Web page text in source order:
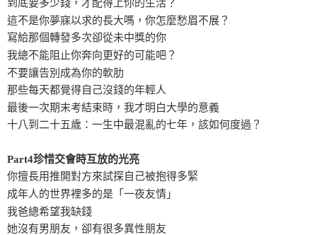
到底要多少錢，才配得上你的生活？
這不是你夢寐以求的長大嗎，你怎麼愁眉不展？
寫給那個轉發多次卻從未中獎的你
我總不能阻止你奔向更好的可能吧？
不要讓告別成為你的軟肋
那些每天都覺得自己沒錢的年輕人
最後一次期末考結束時，我才明白大學的意義
十八到二十五歲：一生中最混亂的七年，該如何度過？
Part4珍惜交會時互放的光亮
你擅長用推開對方來試探自己被抱得多緊
成年人的世界裡多的是「一夜友情」
我爸總希望我缺錢
她沒有男朋友，卻有很多異性朋友